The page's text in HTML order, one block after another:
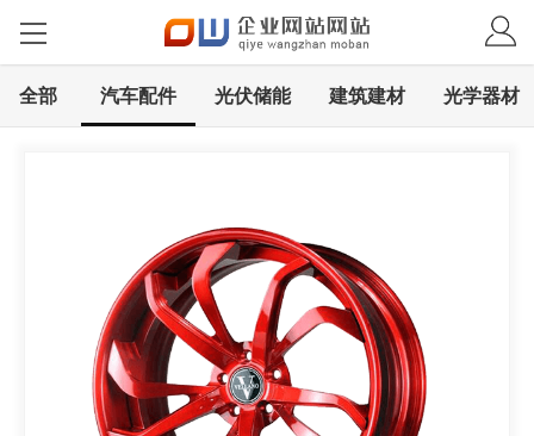
全部 汽车配件 光伏储能 建筑建材 光学器材